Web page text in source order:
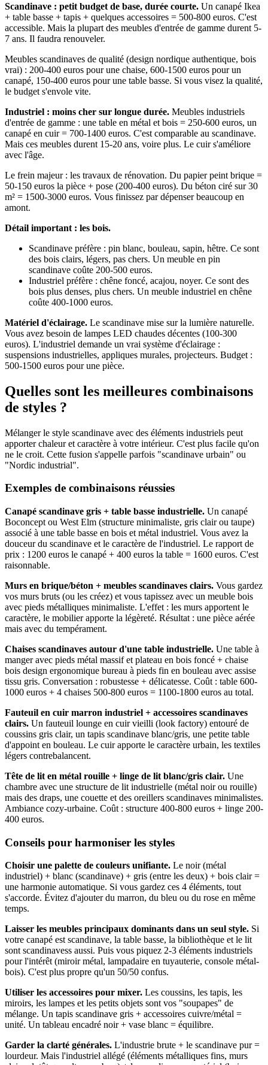
Scandinave : petit budget de base, durée courte. Un canapé Ikea
+ table basse + tapis + quelques accessoires = 500-800 euros. C'est
accessible. Mais la plupart des meubles d'entrée de gamme durent 5-
7 ans. Il faudra renouveler.
Meubles scandinaves de qualité (design nordique authentique, bois
vrai) : 200-400 euros pour une chaise, 600-1500 euros pour un
canapé, 150-400 euros pour une table basse. Si vous visez la qualité,
le budget s'envole vite.
Industriel : moins cher sur longue durée. Meubles industriels
d'entrée de gamme : une table en métal et bois = 250-600 euros, un
canapé en cuir = 700-1400 euros. C'est comparable au scandinave.
Mais ces meubles durent 15-20 ans, voire plus. Le cuir s'améliore
avec l'âge.
Le frein majeur : les travaux de rénovation. Du papier peint brique =
50-150 euros la pièce + pose (200-400 euros). Du béton ciré sur 30
m² = 1500-3000 euros. Vous finissez par dépenser beaucoup en
amont.
Détail important : les bois.
Scandinave préfère : pin blanc, bouleau, sapin, hêtre. Ce sont
des bois clairs, légers, pas chers. Un meuble en pin
scandinave coûte 200-500 euros.
Industriel préfère : chêne foncé, acajou, noyer. Ce sont des
bois plus denses, plus chers. Un meuble industriel en chêne
coûte 400-1000 euros.
Matériel d'éclairage. Le scandinave mise sur la lumière naturelle.
Vous avez besoin de lampes LED chaudes décentes (100-300
euros). L'industriel demande un vrai système d'éclairage :
suspensions industrielles, appliques murales, projecteurs. Budget :
500-1500 euros pour une pièce.
Quelles sont les meilleures combinaisons
de styles ?
Mélanger le style scandinave avec des éléments industriels peut
apporter chaleur et caractère à votre intérieur. C'est plus facile qu'on
ne le croit. Cette fusion s'appelle parfois "scandinave urbain" ou
"Nordic industrial".
Exemples de combinaisons réussies
Canapé scandinave gris + table basse industrielle. Un canapé
Boconcept ou West Elm (structure minimaliste, gris clair ou taupe)
associé à une table basse en bois et métal industriel. Vous avez la
douceur du scandinave et le caractère de l'industriel. Le rapport de
prix : 1200 euros le canapé + 400 euros la table = 1600 euros. C'est
raisonnable.
Murs en brique/béton + meubles scandinaves clairs. Vous gardez
vos murs bruts (ou les créez) et vous tapissez avec un meuble bois
avec pieds métalliques minimaliste. L'effet : les murs apportent le
caractère, le mobilier apporte la légèreté. Résultat : une pièce aérée
mais avec du tempérament.
Chaises scandinaves autour d'une table industrielle. Une table à
manger avec pieds métal massif et plateau en bois foncé + chaise
bois design ergonomique bureau à pieds fin en bouleau avec assise
tissu gris. Conversation : robustesse + délicatesse. Coût : table 600-
1000 euros + 4 chaises 500-800 euros = 1100-1800 euros au total.
Fauteuil en cuir marron industriel + accessoires scandinaves
clairs. Un fauteuil lounge en cuir vieilli (look factory) entouré de
coussins gris clair, un tapis scandinave blanc/gris, une petite table
d'appoint en bouleau. Le cuir apporte le caractère urbain, les textiles
légers contrebalancent.
Tête de lit en métal rouille + linge de lit blanc/gris clair. Une
chambre avec une structure de lit industrielle (métal noir ou rouille)
mais des draps, une couette et des oreillers scandinaves minimalistes.
Ambiance cozy-urbaine. Coût : structure 400-800 euros + linge 200-
400 euros.
Conseils pour harmoniser les styles
Choisir une palette de couleurs unifiante. Le noir (métal
industriel) + blanc (scandinave) + gris (entre les deux) + bois clair =
une harmonie automatique. Si vous gardez ces 4 éléments, tout
s'accorde. Évitez d'ajouter du marron, du bleu ou du rose en même
temps.
Laisser les meubles principaux dominants dans un seul style. Si
votre canapé est scandinave, la table basse, la bibliothèque et le lit
sont scandinavess aussi. Puis vous piquez 2-3 éléments industriels
pour l'intérêt (miroir métal, lampadaire en tuyauterie, console métal-
bois). C'est plus propre qu'un 50/50 confus.
Utiliser les accessoires pour mixer. Les coussins, les tapis, les
miroirs, les lampes et les petits objets sont vos "soupapes" de
mélange. Un tapis scandinave gris + accessoires cuivre/métal =
unité. Un tableau encadré noir + vase blanc = équilibre.
Garder la clarté générales. L'industrie brute + le scandinave pur =
lourdeur. Mais l'industriel allégé (éléments métalliques fins, murs